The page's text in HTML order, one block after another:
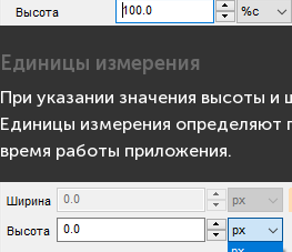
Единицы измерения
При указании значения высоты
Единицы измерения определяют
время работы приложения.